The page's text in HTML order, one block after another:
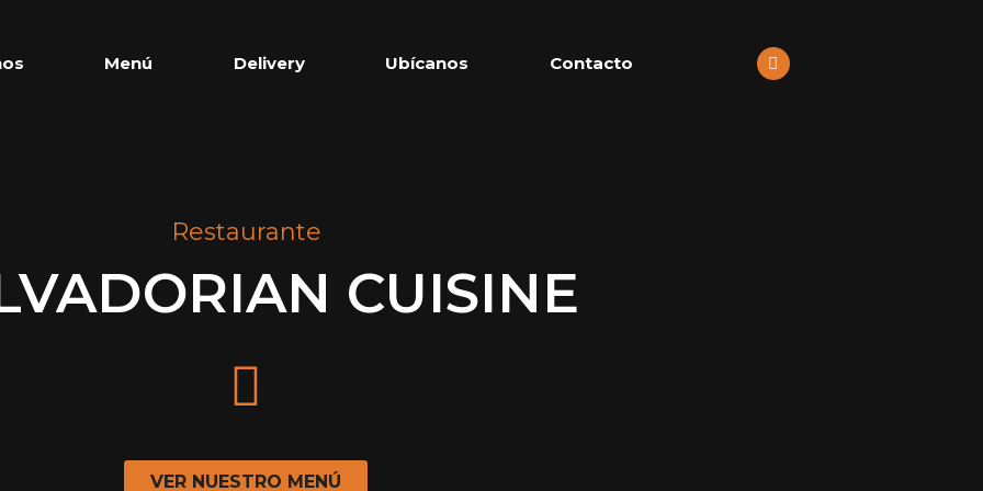
Menú Delivery Ubícanos Contacto
Restaurante
CUISINE
VER NUESTRO MENÚ